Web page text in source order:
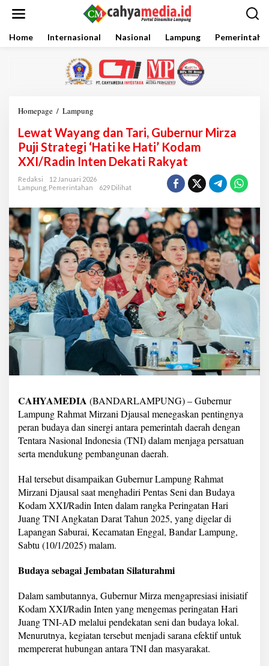
Home Internasional Nasional Lampung
Homepage / Lampung
w
a
t
W
a
n
g
d
a
n
T
a
r
i
,
G
u
b
n
M
i
r
z
a
P
j
i
S
t
r
a
t
i
H
a
t
k
e
Lewat Wayang dan Tari, Gubernur Mirza
Puji Strategi ‘Hati ke Hati’ Kodam
XXI/Radin Inten Dekati Rakyat
Redaksi
12 Januari 2026
Lampung Pemerintahan 629 Dilihat
CAHYAMEDIA (BANDARLAMPUNG) – Gubernur
Lampung Rahmat Mirzani Djausal menegaskan pentingnya
peran budaya dan sinergi antara pemerintah daerah dengan
Tentara Nasional Indonesia (TNI) dalam menjaga persatuan
serta mendukung pembangunan daerah.
Hal tersebut disampaikan Gubernur Lampung Rahmat
Mirzani Djausal saat menghadiri Pentas Seni dan Budaya
Kodam XXI/Radin Inten dalam rangka Peringatan Hari
Juang TNI Angkatan Darat Tahun 2025, yang digelar di
Lapangan Saburai, Kecamatan Enggal, Bandar Lampung,
Sabtu (10/1/2025) malam.
Budaya sebagai Jembatan Silaturahmi
Dalam sambutannya, Gubernur Mirza mengapresiasi inisiatif
Kodam XXI/Radin Inten yang mengemas peringatan Hari
Juang TNI-AD melalui pendekatan seni dan budaya lokal.
Menurutnya, kegiatan tersebut menjadi sarana efektif untuk
mempererat hubungan antara TNI dan masyarakat.